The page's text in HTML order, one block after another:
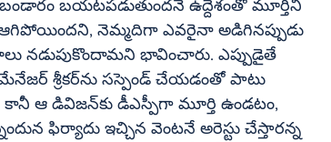
బయటపడుతుందనే ఉద్దేశంతో మూర్తిని
నెమ్మదిగా ఎవరైనా అడిగినప్పుడు
నడుపుకొందామని భావించారు. ఎప్పుడైతే
పాటు
మూర్తి ఉండటం,